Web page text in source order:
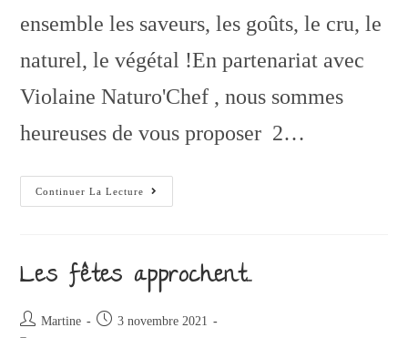
ensemble les saveurs, les goûts, le cru, le
naturel, le végétal !En partenariat avec
Violaine Naturo'Chef , nous sommes
heureuses de vous proposer 2…
Continuer La Lecture
Les fêtes approchent…
Martine
3 novembre 2021